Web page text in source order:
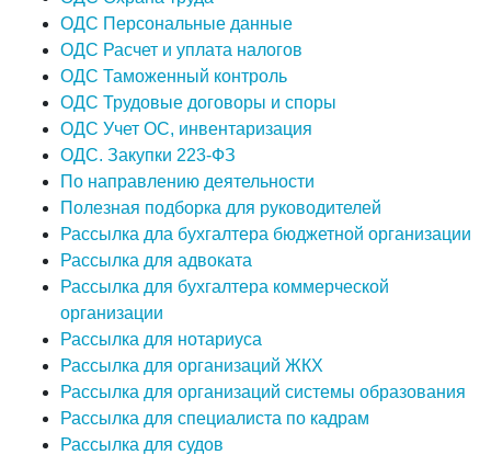
ОДС Персональные данные
ОДС Расчет и уплата налогов
ОДС Таможенный контроль
ОДС Трудовые договоры и споры
ОДС Учет ОС, инвентаризация
ОДС. Закупки 223-ФЗ
По направлению деятельности
Полезная подборка для руководителей
Рассылка дла бухгалтера бюджетной организации
Рассылка для адвоката
Рассылка для бухгалтера коммерческой
организации
Рассылка для нотариуса
Рассылка для организаций ЖКХ
Рассылка для организаций системы образования
Рассылка для специалиста по кадрам
Рассылка для судов